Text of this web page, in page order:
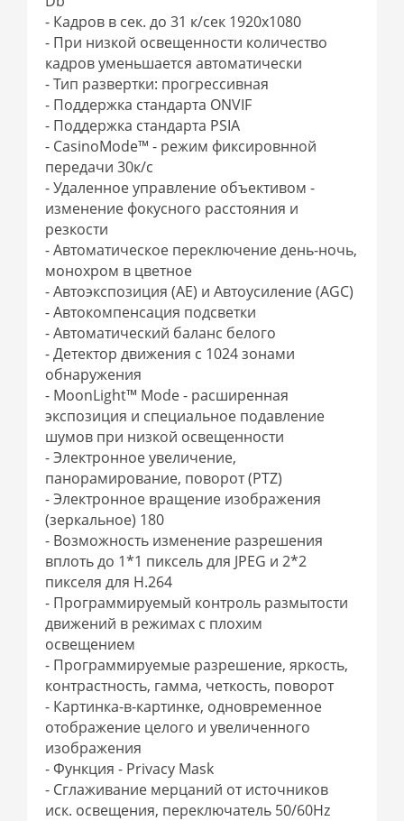
- Кадров в сек. до 31 к/сек 1920x1080
- При низкой освещенности количество
кадров уменьшается автоматически
- Тип развертки: прогрессивная
- Поддержка стандарта ONVIF
- Поддержка стандарта PSIA
- CasinoMode™ - режим фиксировнной
передачи 30к/с
- Удаленное управление объективом -
изменение фокусного расстояния и
резкости
- Автоматическое переключение день-ночь,
монохром в цветное
- Автоэкспозиция (AE) и Автоусиление (AGC)
- Автокомпенсация подсветки
- Автоматический баланс белого
- Детектор движения с 1024 зонами
обнаружения
- MoonLight™ Mode - расширенная
экспозиция и специальное подавление
шумов при низкой освещенности
- Электронное увеличение,
панорамирование, поворот (PTZ)
- Электронное вращение изображения
(зеркальное) 180
- Возможность изменение разрешения
вплоть до 1*1 пиксель для JPEG и 2*2
пикселя для H.264
- Программируемый контроль размытости
движений в режимах с плохим
освещением
- Программируемые разрешение, яркость,
контрастность, гамма, четкость, поворот
- Картинка-в-картинке, одновременное
отображение целого и увеличенного
изображения
- Функция - Privacy Mask
- Сглаживание мерцаний от источников
иск. освещения, переключатель 50/60Hz